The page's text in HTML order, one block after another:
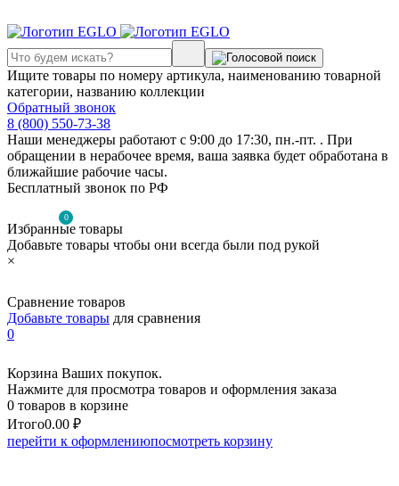
Ищите товары по номеру артикула, наименованию товарной
категории, названию коллекции
Обратный звонок
8 (800) 550-73-38
Наши менеджеры работают с 9:00 до 17:30, пн.-пт. . При
обращении в нерабочее время, ваша заявка будет обработана в
ближайшие рабочие часы.
Бесплатный звонок по РФ
0
Избранные товары
Добавьте товары чтобы они всегда были под рукой
×
Сравнение товаров
Добавьте товары для сравнения
0
Корзина Ваших покупок.
Нажмите для просмотра товаров и оформления заказа
0 товаров в корзине
Итого0.00 ₽
перейти к оформлениюпосмотреть корзину